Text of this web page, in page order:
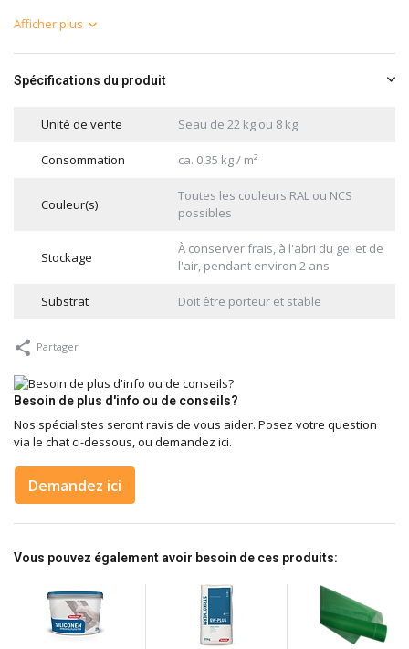
Afficher plus
Spécifications du produit
Unité de vente Seau de 22 kg ou 8 kg
Consommation ca. 0,35 kg / m²
Couleur(s)
Toutes les couleurs RAL ou NCS
possibles
Stockage
À conserver frais, à l'abri du gel et de
l'air, pendant environ 2 ans
Substrat Doit être porteur et stable
Partager
Besoin de plus d'info ou de conseils?
Nos spécialistes seront ravis de vous aider. Posez votre question
via le chat ci-dessous, ou demandez ici.
Demandez ici
Vous pouvez également avoir besoin de ces produits: